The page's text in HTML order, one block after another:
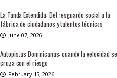
La Tanda Extendida: Del resguardo social a la
fábrica de ciudadanos y talentos técnicos
June 07, 2026
Autopistas Dominicanas: cuando la velocidad se
cruza con el riesgo
February 17, 2026